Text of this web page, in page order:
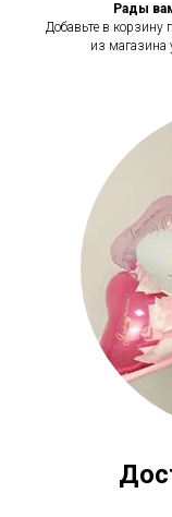
Рады
Добавьте в корзину
из магазина